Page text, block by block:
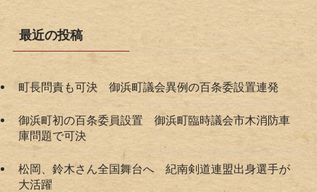
最近の投稿
町長問責も可決 御浜町議会異例の百条委設置連発
御浜町初の百条委員設置 御浜町臨時議会市木消防車
庫問題で可決
松岡、鈴木さん全国舞台へ 紀南剣道連盟出身選手が
大活躍